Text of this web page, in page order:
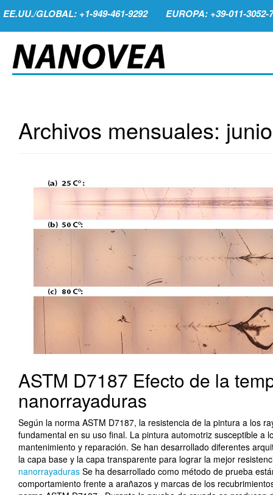
EE.UU./GLOBAL: +1-949-461-9292 EUROPA: +39-011-3052-
Archivos mensuales:
ASTM D7187 Efecto de la
nanorrayaduras
Según la norma ASTM D7187, la resistencia de la pintura a los
fundamental en su uso final. La pintura automotriz susceptible a
mantenimiento y reparación. Se han desarrollado diferentes
la capa base y la capa transparente para lograr la mejor
nanorrayadurasSe ha desarrollado como método de prueba
comportamiento frente a arañazos y marcas de los